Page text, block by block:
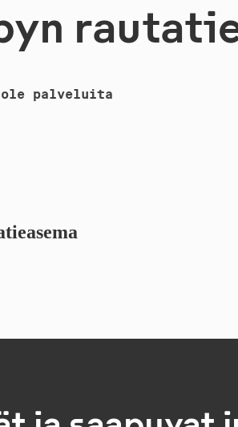
palveluita